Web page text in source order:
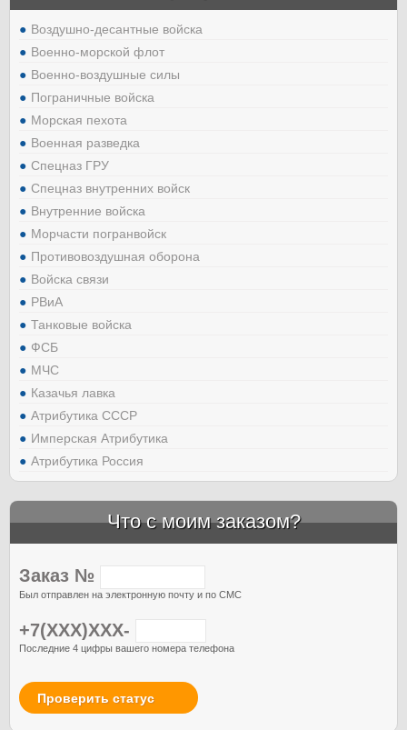
Воздушно-десантные войска
Военно-морской флот
Военно-воздушные силы
Пограничные войска
Морская пехота
Военная разведка
Спецназ ГРУ
Спецназ внутренних войск
Внутренние войска
Морчасти погранвойск
Противовоздушная оборона
Войска связи
РВиА
Танковые войска
ФСБ
МЧС
Казачья лавка
Атрибутика СССР
Имперская Атрибутика
Атрибутика Россия
Что с моим заказом?
Заказ №
Был отправлен на электронную почту и по СМС
+7(XXX)XXX-
Последние 4 цифры вашего номера телефона
Проверить статус